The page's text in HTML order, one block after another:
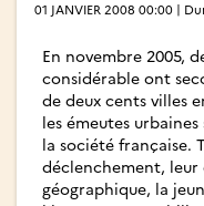
01 JANVIER 2008 00:00 |
En novembre 2005,
considérable ont
de deux cents villes
les émeutes
la société française.
déclenchement, leur
géographique, la